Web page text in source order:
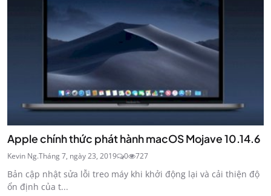
Apple chính thức phát hành macOS Mojave 10.14.6
Kevin Ng.Tháng 7, ngày 23, 2019 0 727
Bản cập nhật sửa lỗi treo máy khi khởi động lại và cải thiện độ
ổn định của t...